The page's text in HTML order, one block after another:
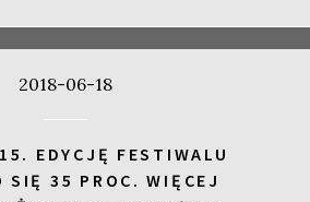
2018-06-18
EDYCJĘ FESTIWALU
SIĘ 35 PROC. WIĘCEJ